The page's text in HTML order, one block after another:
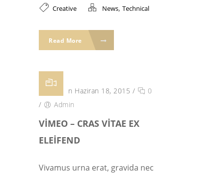
Creative News, Technical
Read More
Posted on Haziran 18, 2015 /
0
/
Admin
VIMEO – CRAS VITAE EX
ELEIFEND
Vivamus urna erat, gravida nec